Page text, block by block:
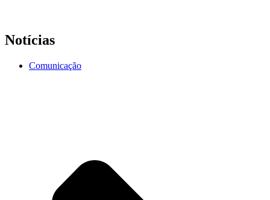
Notícias
Comunicação